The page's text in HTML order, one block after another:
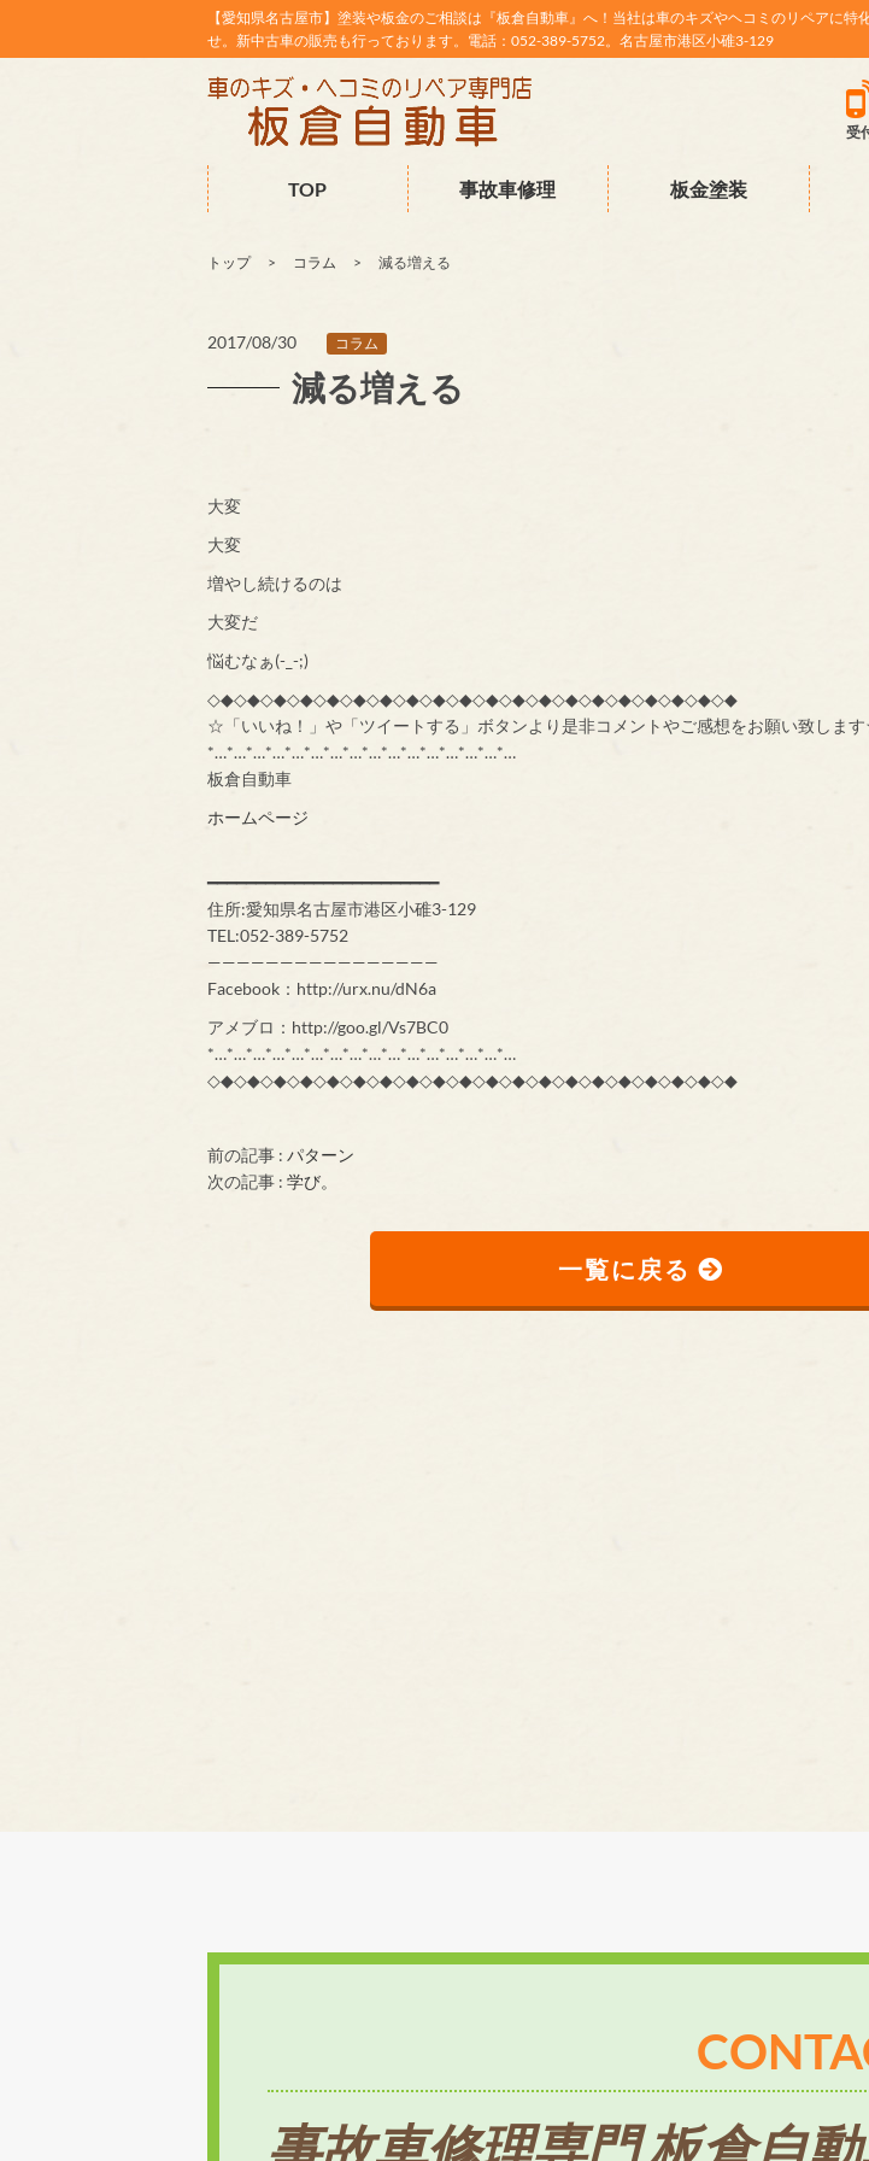
【愛知県名古屋市】塗装や板金のご相談は『板倉自動車』へ！当社は車のキズやヘコミのリペアに
せ。新中古車の販売も行っております。電話：052-389-5752。名古屋市港区小碓3-129
受
TOP 事故車修理 板金塗装
トップ コラム 減る増える
2017/08/30 コラム
減る増える
大変
大変
増やし続けるのは
大変だ
悩むなぁ(-_-;)
◇◆◇◆◇◆◇◆◇◆◇◆◇◆◇◆◇◆◇◆◇◆◇◆◇◆◇◆◇◆◇◆◇◆◇◆◇◆◇◆
☆「いいね！」や「ツイートする」ボタンより是非コメントやご感想をお願い致しま
*…*…*…*…*…*…*…*…*…*…*…*…*…*…*…*…
板倉自動車
ホームページ
━━━━━━━━━━━━━━━━━━━━━━━━
住所:愛知県名古屋市港区小碓3-129
TEL:052-389-5752
————————————————
Facebook：http://urx.nu/dN6a
アメブロ：http://goo.gl/Vs7BC0
*…*…*…*…*…*…*…*…*…*…*…*…*…*…*…*…
◇◆◇◆◇◆◇◆◇◆◇◆◇◆◇◆◇◆◇◆◇◆◇◆◇◆◇◆◇◆◇◆◇◆◇◆◇◆◇◆
前の記事 : パターン
次の記事 : 学び。
一覧に戻る
事故車修理専門 板倉自